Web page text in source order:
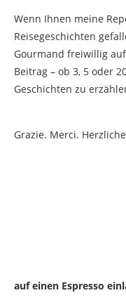
Wenn Ihnen meine
Reisegeschichten
Gourmand freiwillig
Beitrag – ob 3, 5 oder
Geschichten zu
Grazie. Merci.
auf einen Espresso